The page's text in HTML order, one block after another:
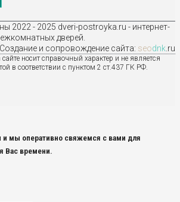
2022 - 2025 dveri-postroyka.ru - интернет-
дверей.
Создание и сопровождение сайта: seodnk .ru
носит справочный характер и не является
в соответствии с пунктом 2 ст.437 ГК РФ.
и мы оперативно свяжемся с вами для
Вас времени.